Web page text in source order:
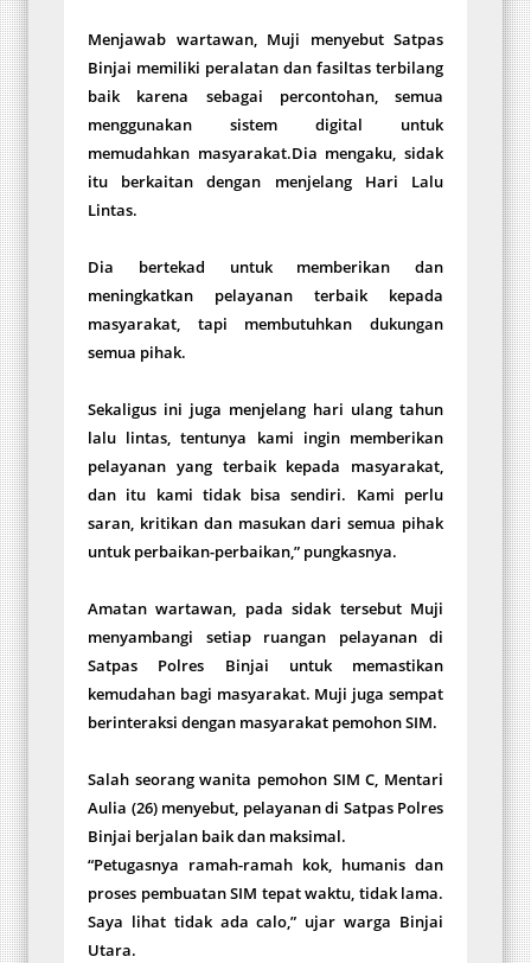
Menjawab wartawan, Muji menyebut Satpas
Binjai memiliki peralatan dan fasiltas terbilang
baik karena sebagai percontohan, semua
menggunakan sistem digital untuk
memudahkan masyarakat.Dia mengaku, sidak
itu berkaitan dengan menjelang Hari Lalu
Lintas.
Dia bertekad untuk memberikan dan
meningkatkan pelayanan terbaik kepada
masyarakat, tapi membutuhkan dukungan
semua pihak.
Sekaligus ini juga menjelang hari ulang tahun
lalu lintas, tentunya kami ingin memberikan
pelayanan yang terbaik kepada masyarakat,
dan itu kami tidak bisa sendiri. Kami perlu
saran, kritikan dan masukan dari semua pihak
untuk perbaikan-perbaikan,” pungkasnya.
Amatan wartawan, pada sidak tersebut Muji
menyambangi setiap ruangan pelayanan di
Satpas Polres Binjai untuk memastikan
kemudahan bagi masyarakat. Muji juga sempat
berinteraksi dengan masyarakat pemohon SIM.
Salah seorang wanita pemohon SIM C, Mentari
Aulia (26) menyebut, pelayanan di Satpas Polres
Binjai berjalan baik dan maksimal.
“Petugasnya ramah-ramah kok, humanis dan
proses pembuatan SIM tepat waktu, tidak lama.
Saya lihat tidak ada calo,” ujar warga Binjai
Utara.